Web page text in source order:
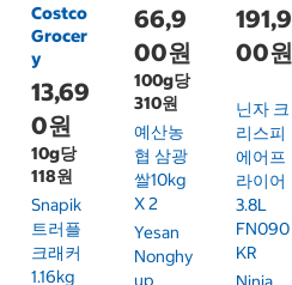
Costco
Grocer
y
13,69
0원
10g당
118원
Snapik
트러플
크래커
1.16kg
66,9
00원
100g당
310원
예산농
협 삼광
쌀10kg
X 2
Yesan
Nonghy
Up
191,9
00원
닌자 크
리스피
에어프
라이어
3.8L
FN090
KR